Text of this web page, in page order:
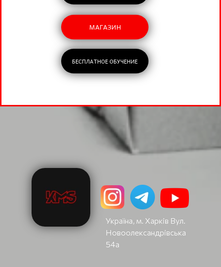
БЕСПЛАТНОЕ ОБУЧЕНИЕ
МАГАЗИН
Україна, м. Харків Вул.
Новоолександрівська
54а